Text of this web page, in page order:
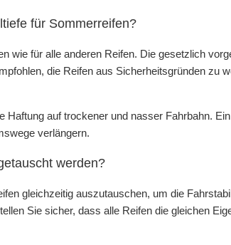
für Sommerreifen?
wie für alle anderen Reifen. Die gesetzlich
die Reifen aus Sicherheitsgründen zu
Haftung auf trockener und nasser Fahrbahn.
verlängern.
werden?
gleichzeitig auszutauschen, um die
Sie sicher, dass alle Reifen die gleichen